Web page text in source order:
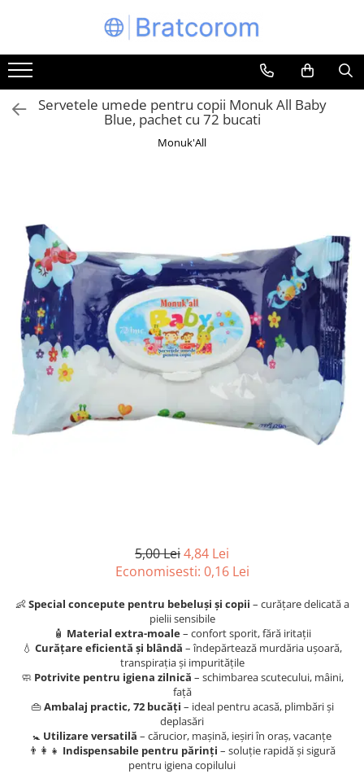
Toate Produsele
Articole animale
Adapatoare animale
Auto
Bucatarii de vara Tuozi
Casa
Articole ambalare
Articole bucatarie
Articole mobila
Articole organizare
Articole Sportive
Cutii postale
Accesorii gresie si faianta
mozaicuri
Accesorii polizare si slefuire
Accesorii vopsire si tencuire
Benzi
Materiale electrice
Becuri
Prize
Servetele umede pentru copii Monuk All Baby
Blue, pachet cu 72 bucati
Monuk'All
5,00 Lei4,84 Lei
Economisesti: 0,16 Lei
👶Special concepute pentru bebeluși și copii – curățare delicată a
pielii sensibile
🧴 Material extra-moale– confort sporit, fără iritații
💧 Curățare eficientă și blândă – îndepărtează murdăria ușoară,
transpirația și impuritățile
🧼 Potrivite pentru igiena zilnică – schimbarea scutecului, mâini,
față
👜Ambalaj practic, 72 bucăți – ideal pentru acasă, plimbări și
deplasări
🚼 Utilizare versatilă – cărucior, mașină, ieșiri în oraș, vacanțe
👨‍👩‍👧 Indispensabile pentru părinți – soluție rapidă și sigură
pentru igiena copilului